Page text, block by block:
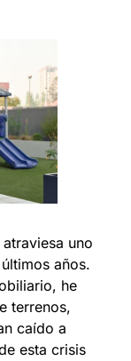
uno
años.
he
terrenos,
caído a
esta crisis